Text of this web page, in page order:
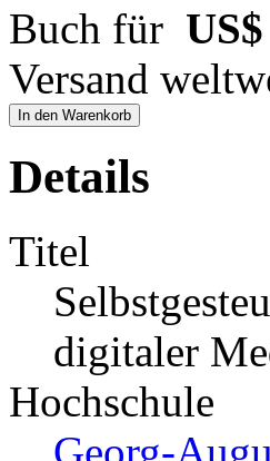
Buch für
Versand
In den Warenkorb
Details
Titel
digitaler
Hochschule